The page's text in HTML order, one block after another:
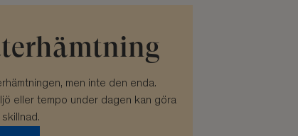
men inte den enda.
eller tempo under dagen kan göra